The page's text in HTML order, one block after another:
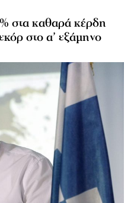
στα καθαρά κέρδη
στο α’ εξάμηνο